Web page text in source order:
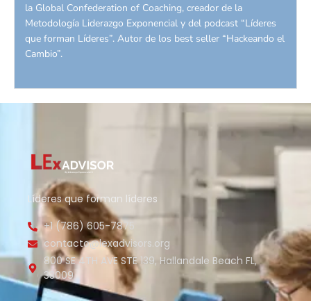
la Global Confederation of Coaching, creador de la
Metodología Liderazgo Exponencial y del podcast “Líderes
que forman Líderes”. Autor de los best seller “Hackeando el
Cambio”.
Líderes que forman líderes
+1 (786) 605-7875
contacto@lexadvisors.org
800 SE 4TH AVE STE 139, Hallandale Beach FL,
33009